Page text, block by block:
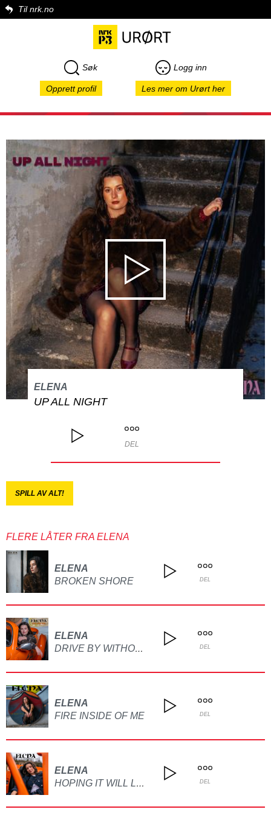
Til nrk.no
Søk Logg inn
Opprett profil Les mer om Urørt her
ELENA
UP ALL NIGHT
DEL
SPILL AV ALT!
FLERE LÅTER FRA ELENA
ELENA
BROKEN SHORE
DEL
ELENA
DRIVE BY WITHOUT WAVING DEL
ELENA
FIRE INSIDE OF ME
DEL
ELENA
HOPING IT WILL LAST FOREVER DEL